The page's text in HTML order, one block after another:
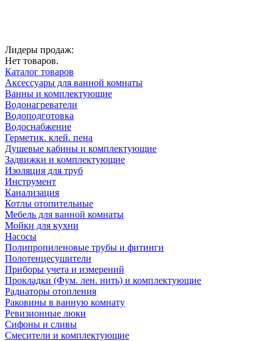
Лидеры продаж:
Нет товаров.
Каталог товаров
Аксессуары для ванной комнаты
Ванны и комплектующие
Водонагреватели
Водоподготовка
Водоснабжение
Герметик. клей. пена
Душевые кабины и комплектующие
Задвижки и комплектующие
Изоляция для труб
Инструмент
Канализация
Котлы отопительные
Мебель для ванной комнаты
Мойки для кухни
Насосы
Полипропиленовые трубы и фитинги
Полотенцесушители
Приборы учета и измерений
Прокладки (Фум. лен. нить) и комплектующие
Радиаторы отопления
Раковины в ванную комнату
Ревизионные люки
Сифоны и сливы
Смесители и комплектующие